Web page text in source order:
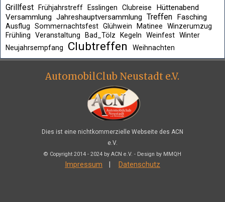
Grillfest Frühjahrstreff Esslingen Clubreise
Hüttenabend
Versammlung Jahreshauptversammlung Treffen Fasching
Ausflug Sommernachtsfest Glühwein Matinee
Winzerumzug
Frühling
Veranstaltung Bad_Tölz Kegeln Weinfest Winter
Neujahrsempfang
Clubtreffen Weihnachten
AutomobilClub Neustadt e.V.
Dies ist eine nichtkommerzielle Webseite des ACN
e.V.
© Copyright 2014 - 2024 by ACN e.V. - Design by MMQH
Impressum | Datenschutz